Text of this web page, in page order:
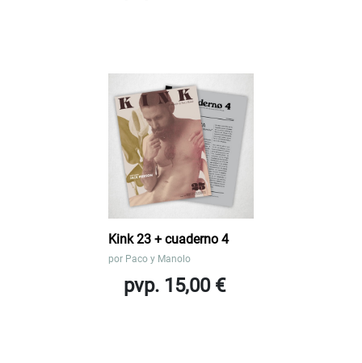
Kink 23 + cuaderno 4
por Paco y Manolo
pvp. 15,00 €